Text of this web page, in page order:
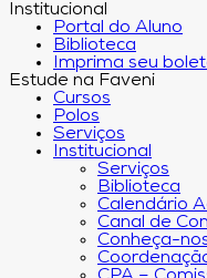
Institucional
Portal do Aluno
Biblioteca
Imprima seu
Estude na Faveni
Cursos
Polos
Serviços
Institucional
Serviços
Biblioteca
Calendário
Canal de
Conheça-